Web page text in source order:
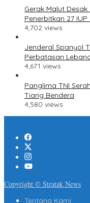
Gerak Malut
Penerbitkan 27
4,702 views
Jenderal Spanyol
Perbatasan
4,671 views
Panglima TNI
Tiang Bendera
4,580 views
Copyright © Stratak News
Tentang Kami